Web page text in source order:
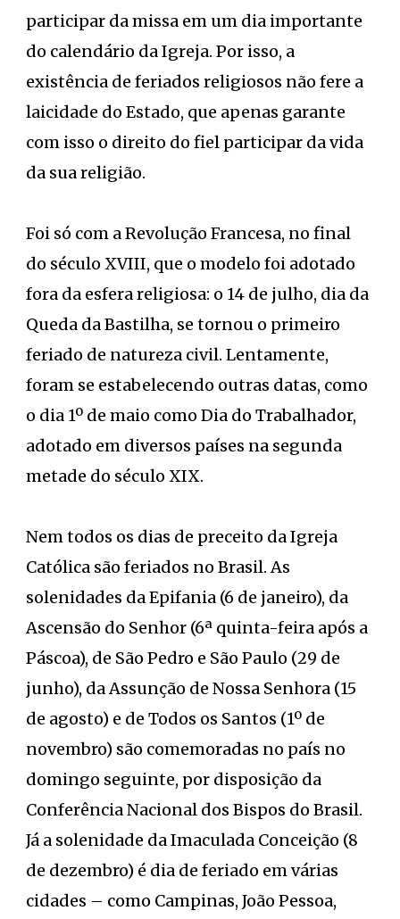
participar da missa em um dia importante
do calendário da Igreja. Por isso, a
existência de feriados religiosos não fere a
laicidade do Estado, que apenas garante
com isso o direito do fiel participar da vida
da sua religião.
Foi só com a Revolução Francesa, no final
do século XVIII, que o modelo foi adotado
fora da esfera religiosa: o 14 de julho, dia da
Queda da Bastilha, se tornou o primeiro
feriado de natureza civil. Lentamente,
foram se estabelecendo outras datas, como
o dia 1º de maio como Dia do Trabalhador,
adotado em diversos países na segunda
metade do século XIX.
Nem todos os dias de preceito da Igreja
Católica são feriados no Brasil. As
solenidades da Epifania (6 de janeiro), da
Ascensão do Senhor (6ª quinta-feira após a
Páscoa), de São Pedro e São Paulo (29 de
junho), da Assunção de Nossa Senhora (15
de agosto) e de Todos os Santos (1º de
novembro) são comemoradas no país no
domingo seguinte, por disposição da
Conferência Nacional dos Bispos do Brasil.
Já a solenidade da Imaculada Conceição (8
de dezembro) é dia de feriado em várias
cidades – como Campinas, João Pessoa,